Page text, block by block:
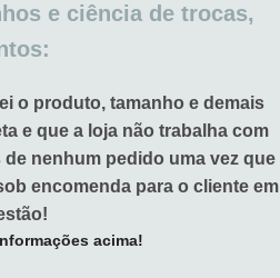
e ciência de trocas,
o produto, tamanho e demais
e que a loja não trabalha com
nenhum pedido uma vez que
encomenda para o cliente em
acima!